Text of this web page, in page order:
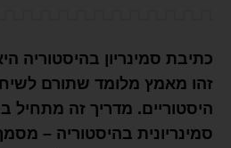
כתיבת סמינריון בהיסטוריה
זהו מאמץ מלומד שתורם
היסטוריים. מדריך זה מתחיל
סמינריונית בהיסטוריה –